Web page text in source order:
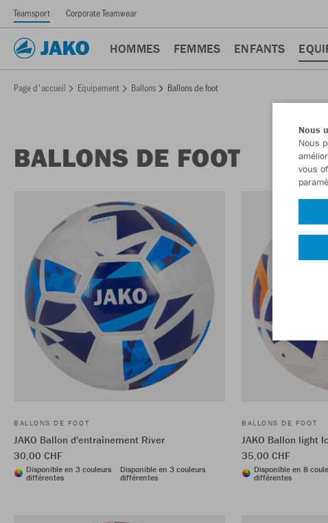
Teamsport Corporate Teamwear
HOMMES FEMMES ENFANTS
Page d'accueil Equipement Ballons Ballons de foot
BALLONS DE FOOT
BALLONS DE FOOT
JAKO Ballon d'entraînement River
30,00 CHF
Disponible en 3 couleurs
différentes
Disponible en 3 couleurs
différentes
BALLONS DE FOOT
JAKO Ballon light
35,00 CHF
Disponible en 8
différentes
Nous
Nous
vous